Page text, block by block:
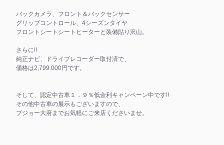
バックカメラ、フロント＆バックセンサー
グリップコントロール、4シーズンタイヤ
フロントシートシートヒーターと装備貼り沢山。
さらに!!
純正ナビ、ドライブレコーダー取付済で、
価格は2,799.000円です。
そして、認定中古車１．９％低金利キャンペーン中です!!
その他中古車の展示もございますので、
プジョー大府までお気軽にご来店くださいませ。